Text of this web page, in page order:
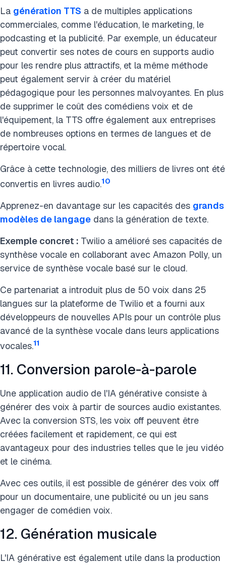
La génération TTS a de multiples applications
commerciales, comme l'éducation, le marketing, le
podcasting et la publicité. Par exemple, un éducateur
peut convertir ses notes de cours en supports audio
pour les rendre plus attractifs, et la même méthode
peut également servir à créer du matériel
pédagogique pour les personnes malvoyantes. En plus
de supprimer le coût des comédiens voix et de
l'équipement, la TTS offre également aux entreprises
de nombreuses options en termes de langues et de
répertoire vocal.
Grâce à cette technologie, des milliers de livres ont été
convertis en livres audio.10
Apprenez-en davantage sur les capacités des grands
modèles de langage dans la génération de texte.
Exemple concret : Twilio a amélioré ses capacités de
synthèse vocale en collaborant avec Amazon Polly, un
service de synthèse vocale basé sur le cloud.
Ce partenariat a introduit plus de 50 voix dans 25
langues sur la plateforme de Twilio et a fourni aux
développeurs de nouvelles APIs pour un contrôle plus
avancé de la synthèse vocale dans leurs applications
vocales.11
11. Conversion parole-à-parole
Une application audio de l'IA générative consiste à
générer des voix à partir de sources audio existantes.
Avec la conversion STS, les voix off peuvent être
créées facilement et rapidement, ce qui est
avantageux pour des industries telles que le jeu vidéo
et le cinéma.
Avec ces outils, il est possible de générer des voix off
pour un documentaire, une publicité ou un jeu sans
engager de comédien voix.
12. Génération musicale
L'IA générative est également utile dans la production